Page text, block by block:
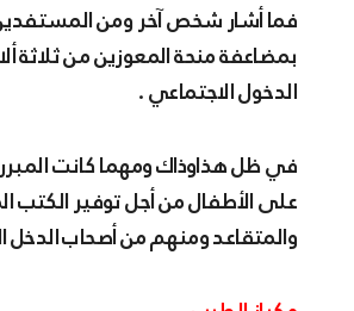
بمضاعفة منحة المعوزين من ثلاثة
الدخول الاجتماعي .
في ظل هذاوذاك ومهما كانت
على الأطفال من أجل توفير الكتب
والمتقاعد ومنهم من أصحاب